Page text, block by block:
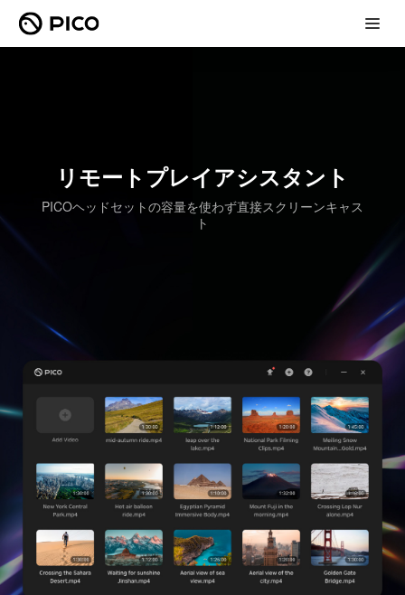
リモートプレイアシスタント
PICOヘッドセットの容量を使わず直接スクリーンキャス
ト